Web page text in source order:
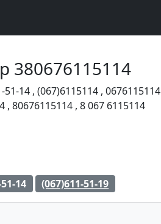
380676115114
51-14 , (067)6115114 , 0676115114
, 80676115114 , 8 067 6115114
14 (067)611-51-19